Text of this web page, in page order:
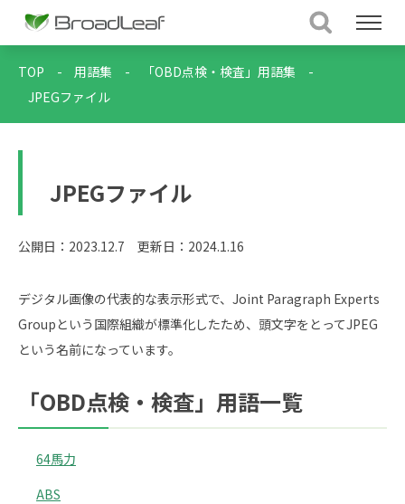
TOP - 用語集 - 「OBD点検・検査」用語集
-
JPEGファイル
JPEGファイル
公開日：2023.12.7 更新日：2024.1.16
デジタル画像の代表的な表示形式で、Joint Paragraph Experts
Groupという国際組織が標準化したため、頭文字をとってJPEG
という名前になっています。
「OBD点検・検査」用語一覧
64馬力
ABS